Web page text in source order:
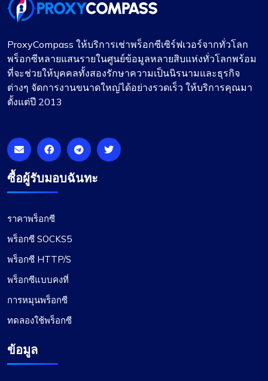
ProxyCompass ให้บริการเช่าพร็อกซีเซิร์ฟเวอร์จากทั่วโลก
พร็อกซีหลายแสนรายในศูนย์ข้อมูลหลายสิบแห่งทั่วโลกพร้อม
ที่จะช่วยให้บุคคลทั้งสองรักษาความเป็นนิรนามและธุรกิจ
ต่างๆ จัดการงานขนาดใหญ่ได้อย่างรวดเร็ว ให้บริการคุณมา
ตั้งแต่ปี 2013
ซื้อผู้รับมอบฉันทะ
ราคาพร็อกซี
พร็อกซี SOCKS5
พร็อกซี HTTP/S
พร็อกซีแบบคงที่
การหมุนพร็อกซี
ทดลองใช้พร็อกซี
ข้อมูล